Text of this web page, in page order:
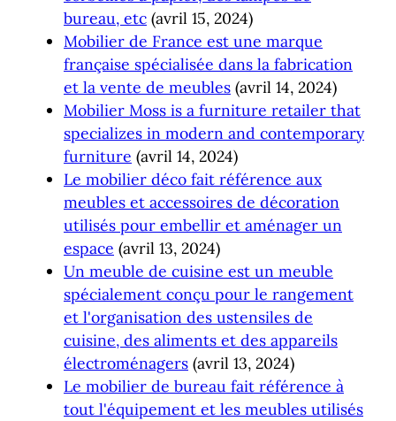
bureau, etc (avril 15, 2024)
Mobilier de France est une marque
française spécialisée dans la fabrication
et la vente de meubles (avril 14, 2024)
Mobilier Moss is a furniture retailer that
specializes in modern and contemporary
furniture (avril 14, 2024)
Le mobilier déco fait référence aux
meubles et accessoires de décoration
utilisés pour embellir et aménager un
espace (avril 13, 2024)
Un meuble de cuisine est un meuble
spécialement conçu pour le rangement
et l'organisation des ustensiles de
cuisine, des aliments et des appareils
électroménagers (avril 13, 2024)
Le mobilier de bureau fait référence à
tout l'équipement et les meubles utilisés